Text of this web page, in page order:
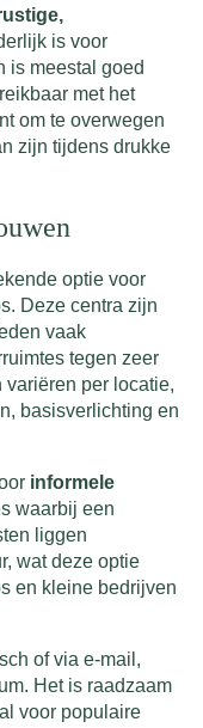
is voor
is meestal goed
met het
om te overwegen
zijn tijdens drukke
optie voor
Deze centra zijn
vaak
tegen zeer
per locatie,
basisverlichting en
informele
waarbij een
liggen
wat deze optie
en kleine bedrijven
of via e-mail,
Het is raadzaam
voor populaire